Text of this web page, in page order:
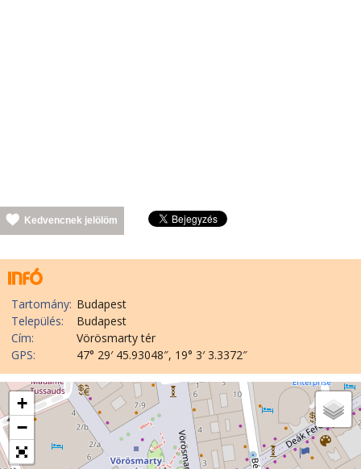
Kedvencnek jelölöm
Tartomány: Budapest
Település:
Budapest
Cím:
Vörösmarty tér
GPS:
47° 29′ 45.93048″, 19° 3′ 3.3372″
+
−